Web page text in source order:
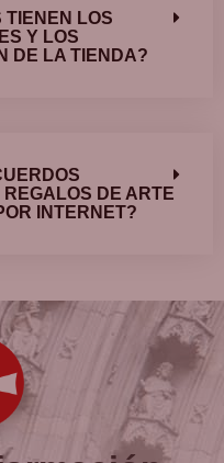
LOS
Y LOS
DE LA TIENDA?
DE ARTE
INTERNET?